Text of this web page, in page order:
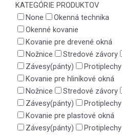
KATEGÓRIE PRODUKTOV
None
Okenná technika
Okenné kovanie
Kovanie pre drevené okná
Nožnice
Stredové závory
Závesy(pánty)
Protiplechy
Kovanie pre hliníkové okná
Nožnice
Stredové závory
Závesy(pánty)
Protiplechy
Kovanie pre plastové okná
Závesy(pánty)
Protiplechy